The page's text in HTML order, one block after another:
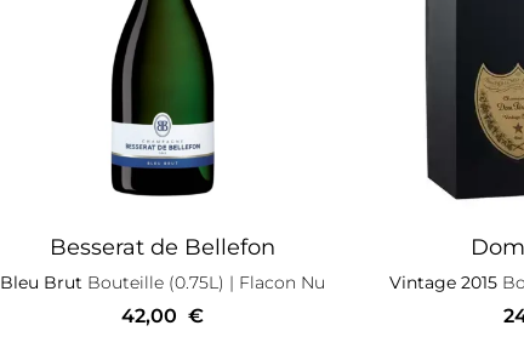
Besserat de Bellefon
Bleu Brut Bouteille (0.75L) | Flacon Nu
42,00 €
Vintage 2015